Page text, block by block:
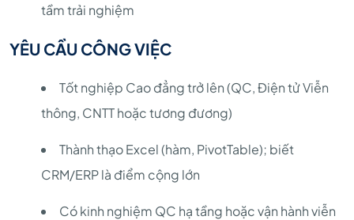
tầm trải nghiệm
YÊU CẦU CÔNG VIỆC
Tốt nghiệp Cao đẳng trở lên (QC, Điện tử Viễn
thông, CNTT hoặc tương đương)
Thành thạo Excel (hàm, PivotTable); biết
CRM/ERP là điểm cộng lớn
Có kinh nghiệm QC hạ tầng hoặc vận hành viễn